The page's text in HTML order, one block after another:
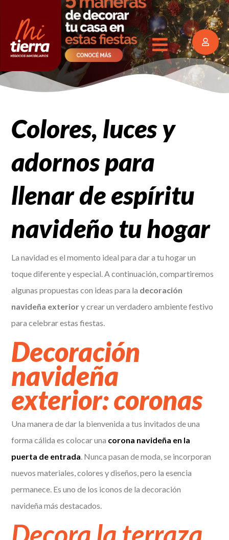
Colores, luces y
adornos para
llenar de espíritu
navideño tu hogar
La navidad es el momento ideal para dar a tu hogar un
toque diferente y especial. A continuación, compartiremos
algunas propuestas con ideas para la decoración
navideña exteriory crear un verdadero ambiente festivo
para celebrar estas fiestas.
Decoración
navideña
exterior: coronas
Una manera de dar la bienvenida a tus invitados de una
forma cálida es colocar una corona navideña en la
puerta de entrada. Nunca pasan de moda, se incorporan
nuevos materiales, colores y diseños, pero la esencia
permanece. Es uno de los iconos de la decoración
navideña más destacados.